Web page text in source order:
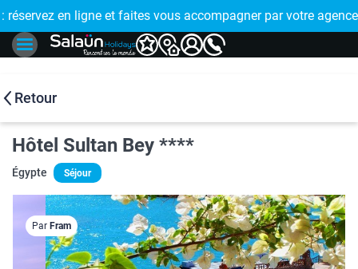
!
: réservez en ligne et faites vous accompagner par votre
🤩
Retour
Hôtel Sultan Bey ****
Égypte Séjour
Par Fram